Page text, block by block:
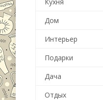
Дом
Интерьер
Подарки
Дача
Отдых